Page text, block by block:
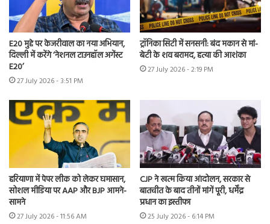
E20 मुद्दे पर केजरीवाल का नया अभियान,
दिल्ली में करेंगे ‘नेशनल टाउनहॉल अगेंस्ट
E20’
27 July 2026 - 3:51 PM
ट्रॉनिका सिटी में सनसनी: बंद मकान से मां-
बेटी के शव बरामद, हत्या की आशंका
27 July 2026 - 2:19 PM
हरियाणा में पेपर लीक को लेकर घमासान,
सोशल मीडिया पर AAP और BJP आमने-
सामने
27 July 2026 - 11:56 AM
CJP ने खत्म किया आंदोलन, सरकार से
बातचीत के बाद तीनों मांगें पूरी, धर्मेंद्र
प्रधान का इस्तीफा
25 July 2026 - 6:14 PM